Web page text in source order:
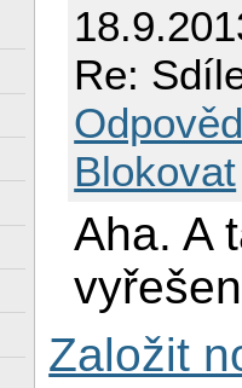
Re:
Blokovat
Aha. A
Založit